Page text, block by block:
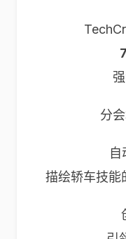
分
自
描绘轿车技能